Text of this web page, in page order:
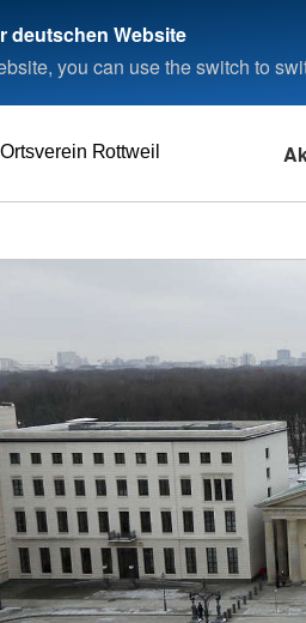
deutschen Website
you can use the switch to
Ortsverein Rottweil